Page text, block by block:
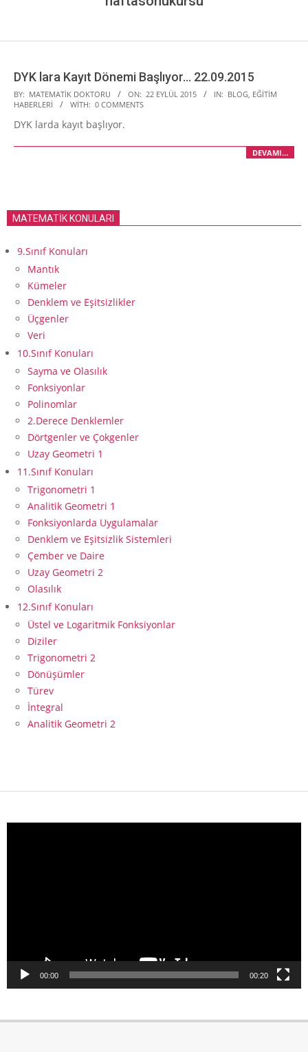
DYK lara Kayıt Dönemi Başlıyor… 22.09.2015
2015-
09-
22
BY: MATEMATIK DOKTORU ON: 22 EYLÜL 2015 IN: BLOG EĞITIM
HABERLERI
WITH: 0 COMMENTS
DYK larda kayıt başlıyor.
DEVAMI…
MATEMATİK KONULARI
9.Sınıf Konuları
Mantık
Kümeler
Denklem ve Eşitsizlikler
Üçgenler
Veri
10.Sınıf Konuları
Sayma ve Olasılık
Fonksiyonlar
Polinomlar
2.Derece Denklemler
Dörtgenler ve Çokgenler
Uzay Geometri 1
11.Sınıf Konuları
Trigonometri 1
Analitik Geometri 1
Fonksiyonlarda Uygulamalar
Denklem ve Eşitsizlik Sistemleri
Çember ve Daire
Uzay Geometri 2
Olasılık
12.Sınıf Konuları
Üstel ve Logaritmik Fonksiyonlar
Diziler
Trigonometri 2
Dönüşümler
Türev
İntegral
Analitik Geometri 2
00:00 00:20